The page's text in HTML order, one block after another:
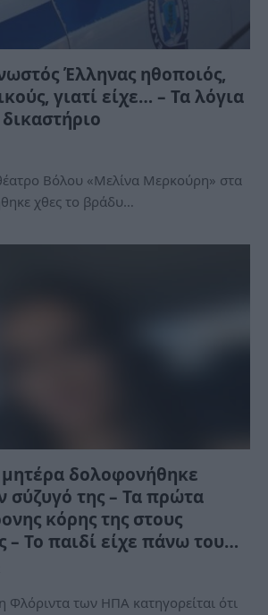
Έλληνας ηθοποιός,
γιατί είχε… – Τα λόγια
Βόλου «Μελίνα Μερκούρη» στα
χθες το βράδυ…
δολοφονήθηκε
σύζυγό της – Τα πρώτα
κόρης της στους
– Το παιδί είχε πάνω του…
Φλόριντα των ΗΠΑ κατηγορείται ότι